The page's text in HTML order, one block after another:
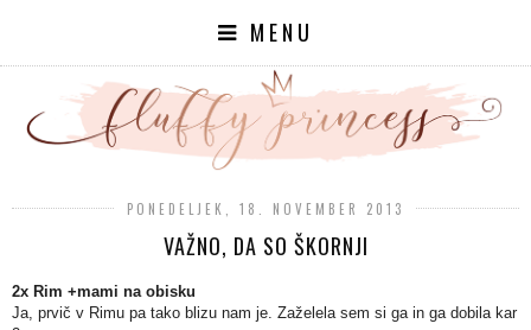
MENU
PONEDELJEK, 18. NOVEMBER 2013
VAŽNO, DA SO ŠKORNJI
2x Rim +mami na obisku
Ja, prvič v Rimu pa tako blizu nam je. Zaželela sem si ga in ga dobila kar